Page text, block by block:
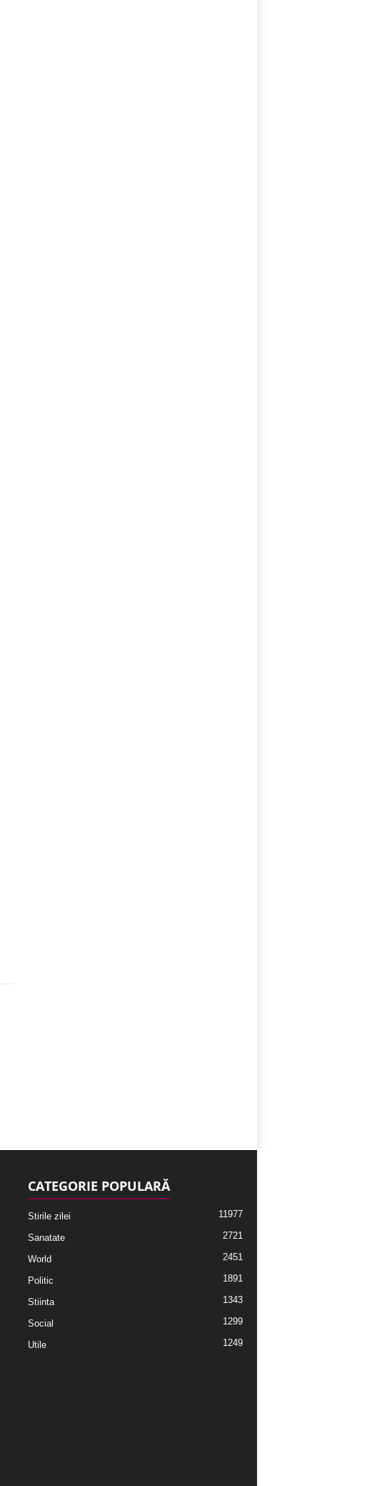
CATEGORIE POPULARĂ
Stirile zilei 11977
Sanatate 2721
World 2451
Politic 1891
Stiinta 1343
Social 1299
Utile 1249